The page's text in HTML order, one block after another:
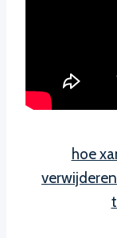
hoe
verwijderen